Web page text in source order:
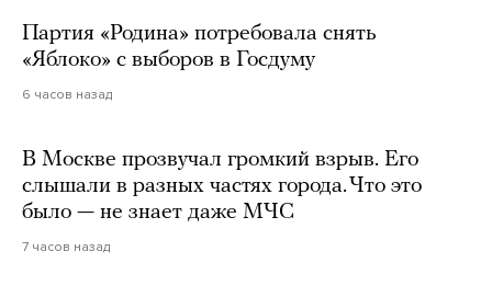
Партия «Родина» потребовала снять
«Яблоко» с выборов в Госдуму
6 часов назад
В Москве прозвучал громкий взрыв. Его
слышали в разных частях города. Что это
было — не знает даже МЧС
7 часов назад